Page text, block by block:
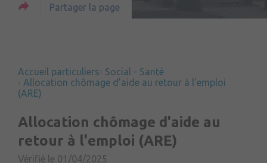
Partager la page
Accueil particuliers
Social - Santé
Allocation chômage d'aide au retour à l'emploi
(ARE)
Allocation chômage d'aide au
retour à l'emploi (ARE)
Vérifié le 01/04/2025